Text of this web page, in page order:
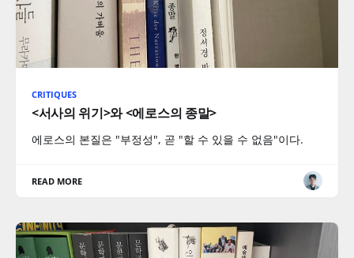
CRITIQUES
<서사의 위기>와 <에로스의 종말>
에로스의 본질은 "부정성", 곧 "할 수 있을 수 없음"이다.
READ MORE